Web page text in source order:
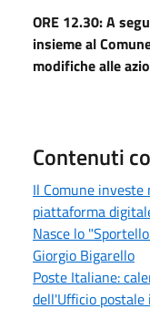
ORE 12.30: A
insieme al
modifiche alle
Contenuti
Il Comune
piattaforma
Nasce lo
Giorgio Bigarello
Poste Italiane:
dell'Ufficio postale